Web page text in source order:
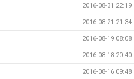
2016-08-31 22:19
2016-08-21 21:34
2016-08-19 08:08
2016-08-18 20:40
2016-08-16 09:48